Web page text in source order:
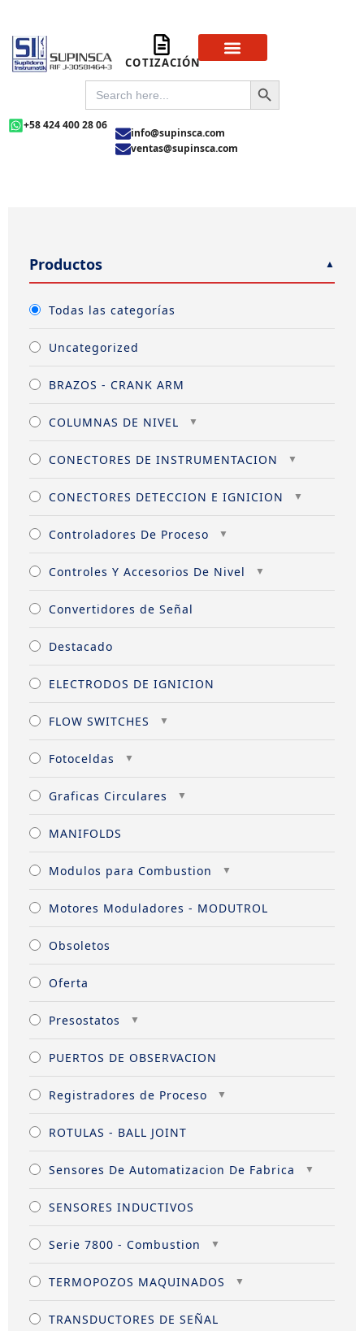
contenido
COTIZACIÓN
SEARCH
FOR:
SEARCH BUTTON
+58 424 400 28 06
info@supinsca.com
ventas@supinsca.com
Productos
Todas las categorías
Uncategorized
BRAZOS - CRANK ARM
COLUMNAS DE NIVEL
CONECTORES DE INSTRUMENTACION
CONECTORES DETECCION E IGNICION
Controladores De Proceso
Controles Y Accesorios De Nivel
Convertidores de Señal
Destacado
ELECTRODOS DE IGNICION
FLOW SWITCHES
Fotoceldas
Graficas Circulares
MANIFOLDS
Modulos para Combustion
Motores Moduladores - MODUTROL
Obsoletos
Oferta
Presostatos
PUERTOS DE OBSERVACION
Registradores de Proceso
ROTULAS - BALL JOINT
Sensores De Automatizacion De Fabrica
SENSORES INDUCTIVOS
Serie 7800 - Combustion
TERMOPOZOS MAQUINADOS
TRANSDUCTORES DE SEÑAL